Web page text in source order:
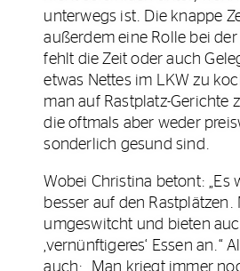
unterwegs ist. Die knappe
außerdem eine Rolle bei
fehlt die Zeit oder auch
etwas Nettes im LKW zu
man auf Rastplatz-Gerichte
die oftmals aber weder
sonderlich gesund sind.
Wobei Christina betont: „Es
besser auf den Rastplätzen.
umgeswitcht und bieten
‚vernünftigeres‘ Essen an.“
auch: „Man kriegt immer